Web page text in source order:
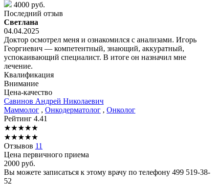
4000 руб.
Последний отзыв
Светлана
04.04.2025
Доктор осмотрел меня и ознакомился с анализами. Игорь
Георгиевич — компетентный, знающий, аккуратный,
успокаивающий специалист. В итоге он назначил мне
лечение.
Квалификация
Внимание
Цена-качество
Савинов Андрей Николаевич
Маммолог , Онкодерматолог , Онколог
Рейтинг 4.41
★★★★★
★★★★★
Отзывов 11
Цена первичного приема
2000 руб.
Вы можете записаться к этому врачу по телефону 499 519-38-
52